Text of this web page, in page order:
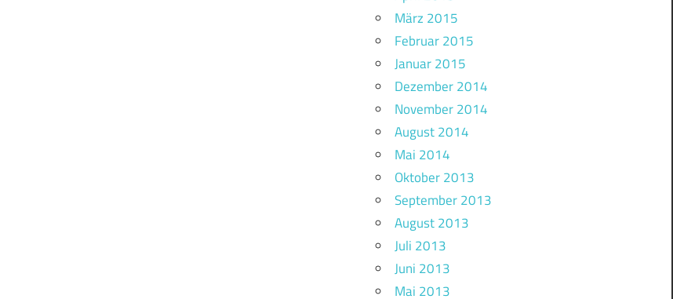
März 2015
Februar 2015
Januar 2015
Dezember 2014
November 2014
August 2014
Mai 2014
Oktober 2013
September 2013
August 2013
Juli 2013
Juni 2013
Mai 2013